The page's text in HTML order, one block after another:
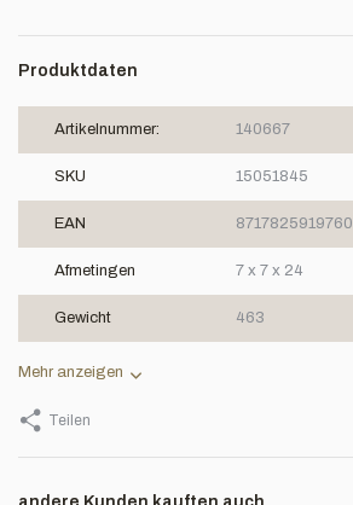
Produktdaten
Artikelnummer: 140667
SKU 15051845
EAN 8717825919760
Afmetingen 7 x 7 x 24
Gewicht 463
Mehr anzeigen
Teilen